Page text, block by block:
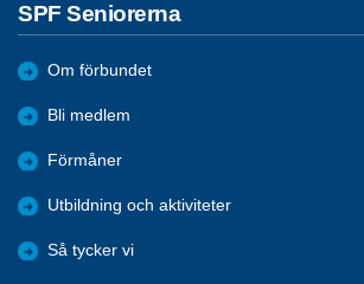
SPF Seniorerna
Om förbundet
Bli medlem
Förmåner
Utbildning och aktiviteter
Så tycker vi